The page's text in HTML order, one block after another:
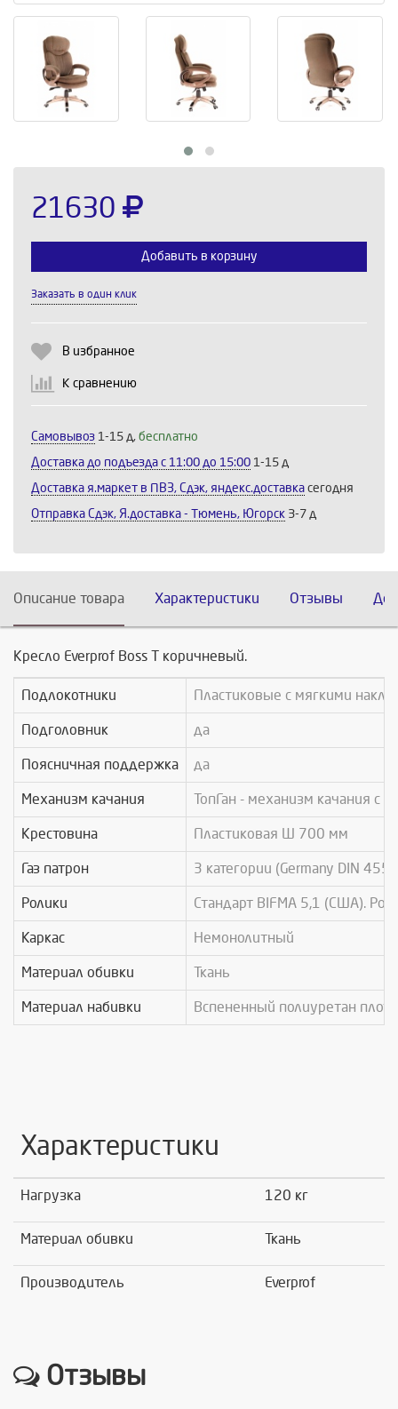
21630
Добавить в корзину
Заказать в один клик
В избранное
К сравнению
Самовывоз 1-15 д, бесплатно
Доставка до подъезда c 11:00 до 15:00 1-15 д
Доставка я.маркет в ПВЗ, Сдэк, яндекс.доставка сегодня
Отправка Сдэк, Я.доставка - Тюмень, Югорск 3-7 д
Описание товара Характеристики Отзывы
Кресло Everprof Boss Т коричневый.
Подлокотники Пластиковые с мягкими
Подголовник да
Поясничная поддержка да
Механизм качания ТопГан - механизм качания с
Крестовина Пластиковая Ø 700 мм
Газ патрон 3 категории (Germany DIN
Ролики Стандарт BIFMA 5,1 (США).
Каркас Немонолитный
Материал обивки Ткань
Материал набивки Вспененный полиуретан
Характеристики
Нагрузка 120 кг
Материал обивки Ткань
Производитель Everprof
Отзывы